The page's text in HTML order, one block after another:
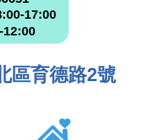
17:00
12:00
區育德路2號